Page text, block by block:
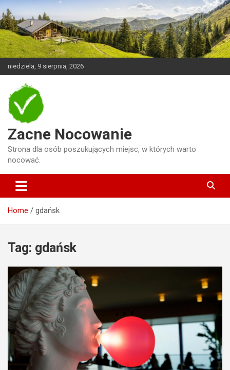
Skip
to
content
niedziela, 9 sierpnia, 2026
Zacne Nocowanie
Strona dla osób poszukujących miejsc, w których warto
nocować.
Home gdańsk
Tag: gdańsk